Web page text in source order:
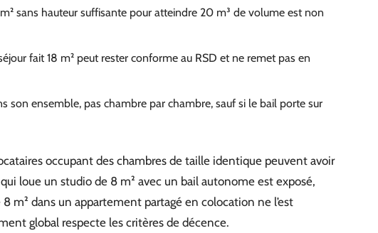
sans hauteur suffisante pour atteindre 20 m³ de volume est non
fait 18 m² peut rester conforme au RSD et ne remet pas en
son ensemble, pas chambre par chambre, sauf si le bail porte sur
occupant des chambres de taille identique peuvent avoir
loue un studio de 8 m² avec un bail autonome est exposé,
m² dans un appartement partagé en colocation ne l’est
global respecte les critères de décence.